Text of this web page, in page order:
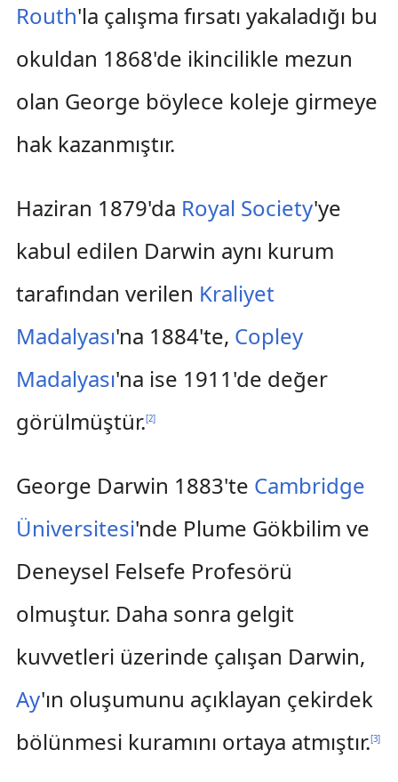
Routh'la çalışma fırsatı yakaladığı bu
okuldan 1868'de ikincilikle mezun
olan George böylece koleje girmeye
hak kazanmıştır.
Haziran 1879'da Royal Society'ye
kabul edilen Darwin aynı kurum
tarafından verilen Kraliyet
Madalyası'na 1884'te, Copley
Madalyası'na ise 1911'de değer
görülmüştür.[2]
George Darwin 1883'te Cambridge
Üniversitesi'nde Plume Gökbilim ve
Deneysel Felsefe Profesörü
olmuştur. Daha sonra gelgit
kuvvetleri üzerinde çalışan Darwin,
Ay'ın oluşumunu açıklayan çekirdek
bölünmesi kuramını ortaya atmıştır.[3]